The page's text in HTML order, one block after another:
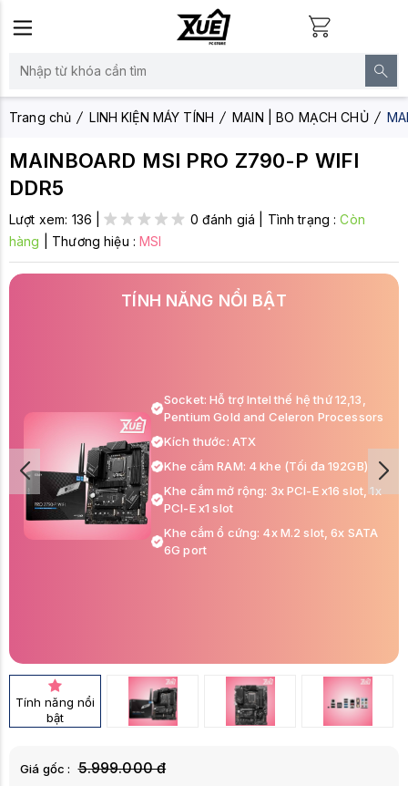
Trang chủ LINH KIỆN MÁY TÍNH MAIN | BO MẠCH CHỦ
MAINBOARD MSI PRO Z790-P WIFI
DDR5
Lượt xem: 136 | 0 đánh giá Tình trạng :Còn
hàng
Thương hiệu :MSI
TÍNH NĂNG NỔI BẬT
Socket: Hỗ trợ Intel thế hệ thứ 12,13,
Pentium Gold and Celeron Processors
Kích thước: ATX
Khe cắm RAM: 4 khe (Tối đa 192GB)
Khe cắm mở rộng: 3x PCI-E x16 slot, 1x
PCI-E x1 slot
Khe cắm ổ cứng: 4x M.2 slot, 6x SATA
6G port
Tính năng nổi
bật
Giá gốc : 5.999.000 đ